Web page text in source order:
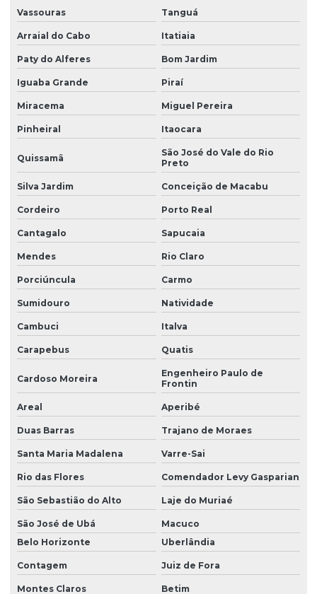
Vassouras Tanguá
Arraial do Cabo Itatiaia
Paty do Alferes Bom Jardim
Iguaba Grande Piraí
Miracema Miguel Pereira
Pinheiral Itaocara
Quissamã
São José do Vale do Rio
Preto
Silva Jardim Conceição de Macabu
Cordeiro Porto Real
Cantagalo Sapucaia
Mendes Rio Claro
Porciúncula Carmo
Sumidouro Natividade
Cambuci Italva
Carapebus Quatis
Cardoso Moreira
Engenheiro Paulo de
Frontin
Areal Aperibé
Duas Barras Trajano de Moraes
Santa Maria Madalena Varre-Sai
Rio das Flores Comendador Levy Gasparian
São Sebastião do Alto Laje do Muriaé
São José de Ubá
Macuco
Belo Horizonte
Uberlândia
Contagem Juiz de Fora
Montes Claros Betim